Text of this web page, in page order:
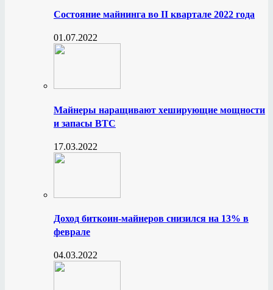
Состояние майнинга во II квартале 2022 года
01.07.2022
Майнеры наращивают хеширующие мощности
и запасы BTC
17.03.2022
Доход биткоин-майнеров снизился на 13% в
феврале
04.03.2022